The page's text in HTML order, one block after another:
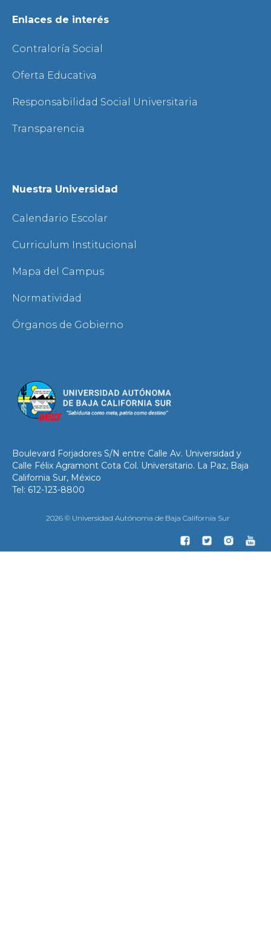
Enlaces de interés
Contraloría Social
Oferta Educativa
Responsabilidad Social Universitaria
Transparencia
Nuestra Universidad
Calendario Escolar
Curriculum Institucional
Mapa del Campus
Normatividad
Órganos de Gobierno
Boulevard Forjadores S/N entre Calle Av. Universidad y
Calle Félix Agramont Cota Col. Universitario. La Paz, Baja
California Sur, México
Tel: 612-123-8800
2026 © Universidad Autónoma de Baja California Sur